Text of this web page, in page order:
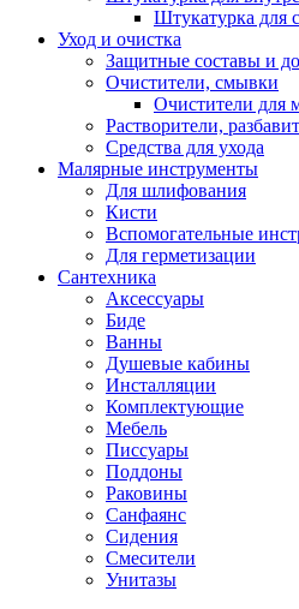
Штукатурка для
Уход и очистка
Защитные составы и
Очистители, смывки
Очистители для
Растворители,
Средства для ухода
Малярные инструменты
Для шлифования
Кисти
Вспомогательные
Для герметизации
Сантехника
Аксессуары
Биде
Ванны
Душевые кабины
Инсталляции
Комплектующие
Мебель
Писсуары
Поддоны
Раковины
Санфаянс
Сидения
Смесители
Унитазы